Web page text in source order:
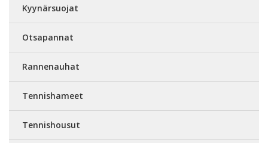
Kyynärsuojat
Otsapannat
Rannenauhat
Tennishameet
Tennishousut